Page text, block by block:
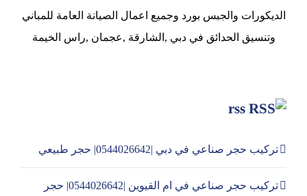
الديكورات والجبس بورد وجميع اعمال الصيانة العامة للمباني
وتنسيق الحدائق في دبي ,الشارقة ,عجمان ,راس الخيمة
rss
تركيب حجر صناعي في دبي |0544026642| حجر طبيعي
تركيب حجر صناعي في ام القيوين |0544026642| حجر